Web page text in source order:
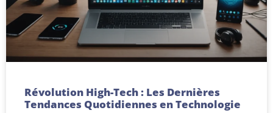
Révolution High-Tech : Les Dernières
Tendances Quotidiennes en Technologie